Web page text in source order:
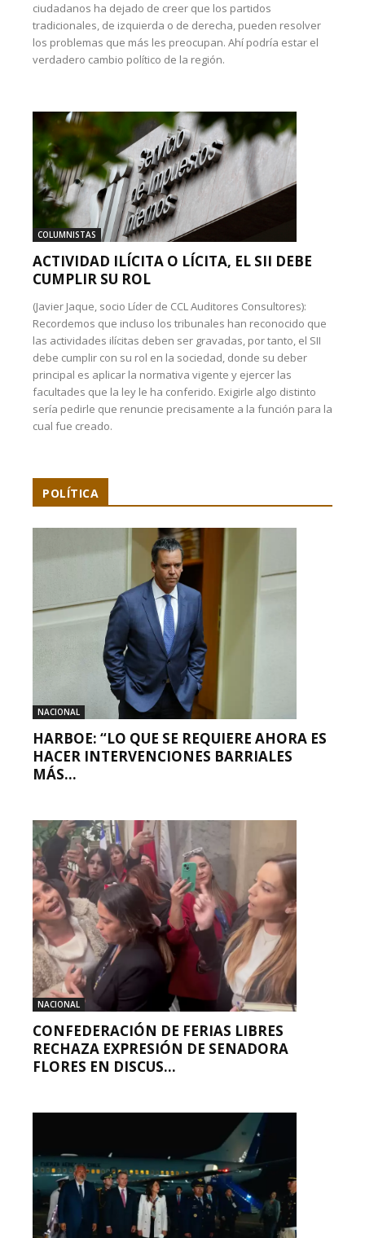
ciudadanos ha dejado de creer que los partidos
tradicionales, de izquierda o de derecha, pueden resolver
los problemas que más les preocupan. Ahí podría estar el
verdadero cambio político de la región.
COLUMNISTAS
ACTIVIDAD ILÍCITA O LÍCITA, EL SII DEBE
CUMPLIR SU ROL
(Javier Jaque, socio Líder de CCL Auditores Consultores):
Recordemos que incluso los tribunales han reconocido que
las actividades ilícitas deben ser gravadas, por tanto, el SII
debe cumplir con su rol en la sociedad, donde su deber
principal es aplicar la normativa vigente y ejercer las
facultades que la ley le ha conferido. Exigirle algo distinto
sería pedirle que renuncie precisamente a la función para la
cual fue creado.
POLÍTICA
NACIONAL
HARBOE: “LO QUE SE REQUIERE AHORA ES
HACER INTERVENCIONES BARRIALES
MÁS...
NACIONAL
CONFEDERACIÓN DE FERIAS LIBRES
RECHAZA EXPRESIÓN DE SENADORA
FLORES EN DISCUS...